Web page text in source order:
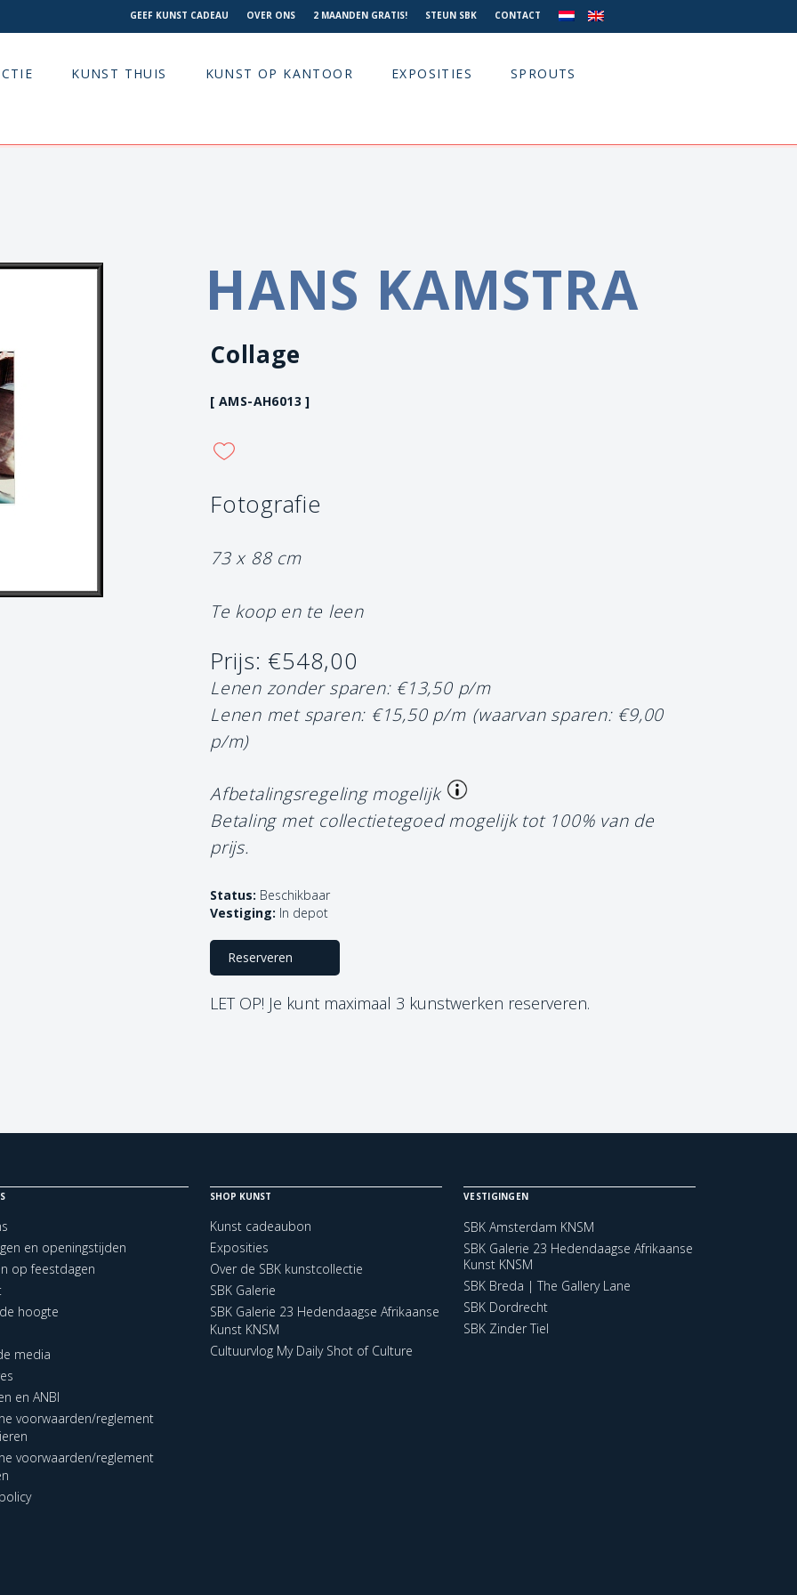
GEEF KUNST CADEAU OVER ONS 2 MAANDEN GRATIS! STEUN SBK CONTACT
KUNST THUIS KUNST OP KANTOOR EXPOSITIES SPROUTS
HANS KAMSTRA
Collage
[ AMS-AH6013 ]
Fotografie
73 x 88 cm
Te koop en te leen
Prijs: €548,00
Lenen zonder sparen: €13,50 p/m
Lenen met sparen: €15,50 p/m (waarvan sparen: €9,00
p/m)
Afbetalingsregeling mogelijk
Betaling met collectietegoed mogelijk tot 100% van de
prijs.
Status: Beschikbaar
Vestiging: In depot
Reserveren
LET OP! Je kunt maximaal 3 kunstwerken reserveren.
en openingstijden
op feestdagen
hoogte
media
en ANBI
voorwaarden/reglement
voorwaarden/reglement
SHOP KUNST
Kunst cadeaubon
Exposities
Over de SBK kunstcollectie
SBK Galerie
SBK Galerie 23 Hedendaagse Afrikaanse
Kunst KNSM
Cultuurvlog My Daily Shot of Culture
VESTIGINGEN
SBK Amsterdam KNSM
SBK Galerie 23 Hedendaagse Afrikaanse
Kunst KNSM
SBK Breda | The Gallery Lane
SBK Dordrecht
SBK Zinder Tiel